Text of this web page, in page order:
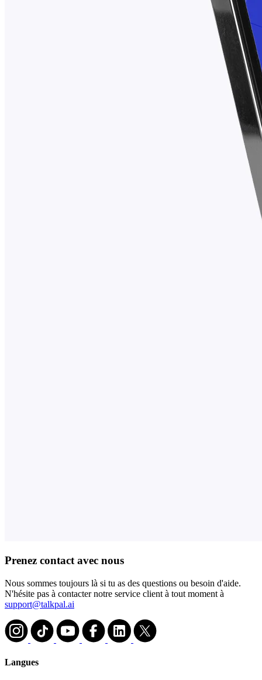
Prenez contact avec nous
Nous sommes toujours là si tu as des questions ou besoin d'aide.
N'hésite pas à contacter notre service client à tout moment à
support@talkpal.ai
Langues